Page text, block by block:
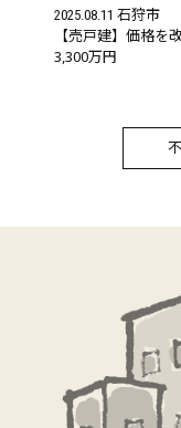
2025.08.11 石狩市
【売戸建】価格を
3,300万円